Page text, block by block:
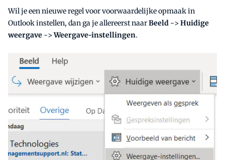
Wil je een nieuwe regel voor voorwaardelijke opmaak in
Outlook instellen, dan ga je allereerst naarBeeld ->Huidige
weergave ->Weergave-instellingen.